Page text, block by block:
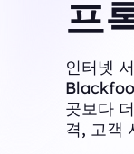
프
인터넷
곳보다
격, 고객